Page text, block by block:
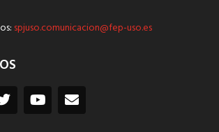
spjuso.comunicacion@fep-uso.es